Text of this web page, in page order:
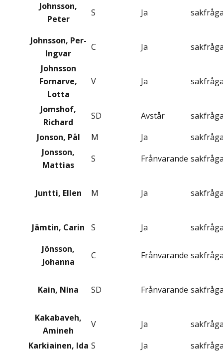
Johnsson,
Peter
S Ja
Johnsson, Per-
Ingvar
C Ja
Johnsson
Fornarve,
Lotta
V Ja
Jomshof,
Richard
SD Avstår
Jonson, Pål
M Ja
Jonsson,
Mattias
S Frånvarande
Juntti, Ellen M Ja
Jämtin, Carin S Ja
Jönsson,
Johanna
C Frånvarande
Kain, Nina SD Frånvarande
Kakabaveh,
Amineh
V Ja
Karkiainen, Ida S Ja